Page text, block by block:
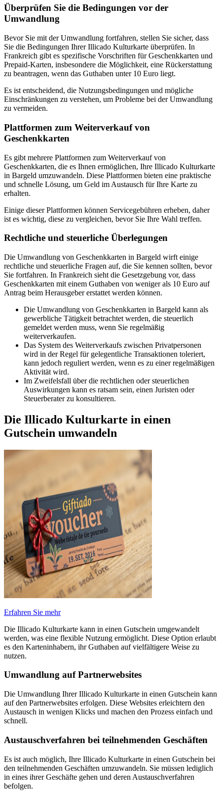
Überprüfen Sie die Bedingungen vor der
Umwandlung
Bevor Sie mit der Umwandlung fortfahren, stellen Sie sicher, dass
Sie die Bedingungen Ihrer Illicado Kulturkarte überprüfen. In
Frankreich gibt es spezifische Vorschriften für Geschenkkarten und
Prepaid-Karten, insbesondere die Möglichkeit, eine Rückerstattung
zu beantragen, wenn das Guthaben unter 10 Euro liegt.
Es ist entscheidend, die Nutzungsbedingungen und mögliche
Einschränkungen zu verstehen, um Probleme bei der Umwandlung
zu vermeiden.
Plattformen zum Weiterverkauf von
Geschenkkarten
Es gibt mehrere Plattformen zum Weiterverkauf von
Geschenkkarten, die es Ihnen ermöglichen, Ihre Illicado Kulturkarte
in Bargeld umzuwandeln. Diese Plattformen bieten eine praktische
und schnelle Lösung, um Geld im Austausch für Ihre Karte zu
erhalten.
Einige dieser Plattformen können Servicegebühren erheben, daher
ist es wichtig, diese zu vergleichen, bevor Sie Ihre Wahl treffen.
Rechtliche und steuerliche Überlegungen
Die Umwandlung von Geschenkkarten in Bargeld wirft einige
rechtliche und steuerliche Fragen auf, die Sie kennen sollten, bevor
Sie fortfahren. In Frankreich sieht die Gesetzgebung vor, dass
Geschenkkarten mit einem Guthaben von weniger als 10 Euro auf
Antrag beim Herausgeber erstattet werden können.
Die Umwandlung von Geschenkkarten in Bargeld kann als
gewerbliche Tätigkeit betrachtet werden, die steuerlich
gemeldet werden muss, wenn Sie regelmäßig
weiterverkaufen.
Das System des Weiterverkaufs zwischen Privatpersonen
wird in der Regel für gelegentliche Transaktionen toleriert,
kann jedoch reguliert werden, wenn es zu einer regelmäßigen
Aktivität wird.
Im Zweifelsfall über die rechtlichen oder steuerlichen
Auswirkungen kann es ratsam sein, einen Juristen oder
Steuerberater zu konsultieren.
Die Illicado Kulturkarte in einen
Gutschein umwandeln
Erfahren Sie mehr
Die Illicado Kulturkarte kann in einen Gutschein umgewandelt
werden, was eine flexible Nutzung ermöglicht. Diese Option erlaubt
es den Karteninhabern, ihr Guthaben auf vielfältigere Weise zu
nutzen.
Umwandlung auf Partnerwebsites
Die Umwandlung Ihrer Illicado Kulturkarte in einen Gutschein kann
auf den Partnerwebsites erfolgen. Diese Websites erleichtern den
Austausch in wenigen Klicks und machen den Prozess einfach und
schnell.
Austauschverfahren bei teilnehmenden Geschäften
Es ist auch möglich, Ihre Illicado Kulturkarte in einen Gutschein bei
den teilnehmenden Geschäften umzuwandeln. Sie müssen lediglich
in eines ihrer Geschäfte gehen und deren Austauschverfahren
befolgen.